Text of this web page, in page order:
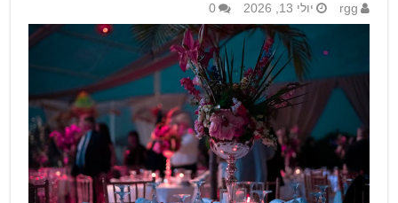
rgg יולי 13, 2026 0